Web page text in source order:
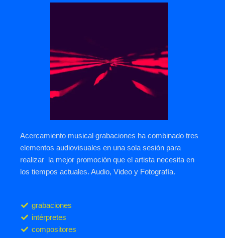
Acercamiento musical grabaciones ha combinado tres
elementos audiovisuales en una sola sesión para
realizar la mejor promoción que el artista necesita en
los tiempos actuales. Audio, Video y Fotografía.
grabaciones
intérpretes
compositores